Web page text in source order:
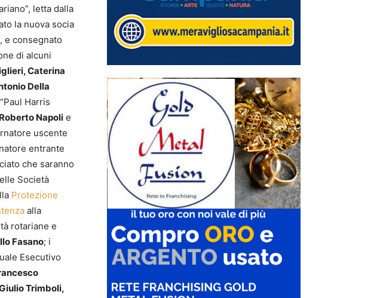
letta dalla
la nuova socia
e consegnato
di alcuni
Caterina
Della
Harris
Roberto Napoli e
uscente
entrante
che saranno
Società
Protezione
alla
rotariane e
Fasano; i
Esecutivo
Trimboli,